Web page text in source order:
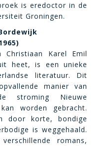
is eredoctor in de
Groningen.
Christiaan Karel Emil
heet, is een unieke
literatuur. Dit
manier van
stroming Nieuwe
worden gebracht.
door korte, bondige
is weggehaald.
romans,